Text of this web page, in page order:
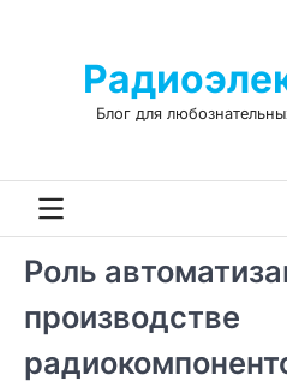
Блог для
Роль
производстве